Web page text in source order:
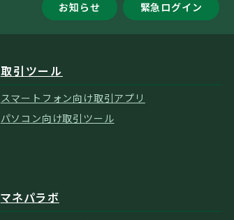
お知らせ 緊急ログイン
取引ツール
スマートフォン向け取引アプリ
パソコン向け取引ツール
マネパラボ